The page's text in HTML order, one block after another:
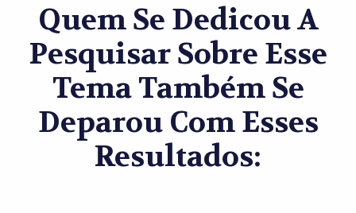
Quem Se Dedicou A
Pesquisar Sobre Esse
Tema Também Se
Deparou Com Esses
Resultados: